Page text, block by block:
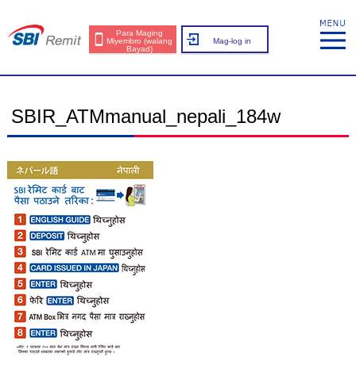
Para Maging
Miyembro (walang
Bayad)
Mag-log in
SBIR_ATMmanual_nepali_184w